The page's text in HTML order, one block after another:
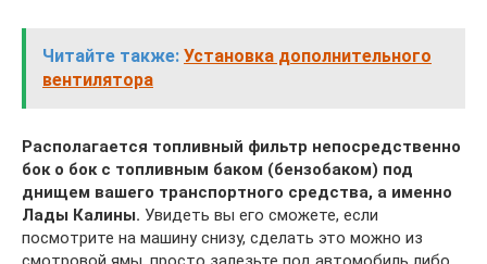
Читайте также: Установка дополнительного
вентилятора
Располагается топливный фильтр непосредственно
бок о бок с топливным баком (бензобаком) под
днищем вашего транспортного средства, а именно
Лады Калины. Увидеть вы его сможете, если
посмотрите на машину снизу, сделать это можно из